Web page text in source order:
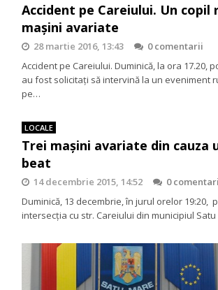
Accident pe Careiului. Un
maşini avariate
28 martie 2016, 13:43
0 comentarii
Accident pe Careiului. Duminică, la ora 17.20,
au fost solicitați să intervină la un eveniment
pe…
LOCALE
Trei mașini avariate din cauza
beat
14 decembrie 2015, 14:52
0
Duminică, 13 decembrie, în jurul orelor 19:20,
intersecția cu str. Careiului din municipiul